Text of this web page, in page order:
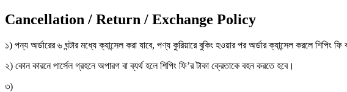
Cancellation / Return / Exchange Policy
১) পন্য অর্ডারের ৬ ঘন্টার মধ্যে ক্যান্সেল করা যাবে, পণ্য কুরিয়ারে বুকিং হওয়ার পর অর্ডার ক্যান্সেল করলে শিপিং
২) কোন কারনে পার্সেল গ্রহনে অপারগ বা ব্যর্থ হলে শিপিং ফি’র টাকা ক্রেতাকে বহন করতে হবে।
৩)